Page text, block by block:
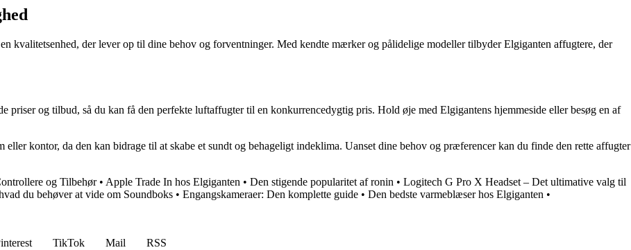
kvalitetsenhed, der lever op til dine behov og forventninger. Med kendte mærker og pålidelige modeller tilbyder Elgiganten affugtere, der
priser og tilbud, så du kan få den perfekte luftaffugter til en konkurrencedygtig pris. Hold øje med Elgigantens hjemmeside eller besøg en af
kontor, da den kan bidrage til at skabe et sundt og behageligt indeklima. Uanset dine behov og præferencer kan du finde den rette affugter
og Tilbehør• Apple Trade In hos Elgiganten • Den stigende popularitet af ronin • Logitech G Pro X Headset – Det ultimative valg til
du behøver at vide om Soundboks • Engangskameraer: Den komplette guide • Den bedste varmeblæser hos Elgiganten •
TikTok Mail
RSS